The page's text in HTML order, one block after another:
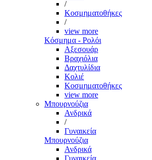
/
Κοσμηματοθήκες
/
view more
Κόσμημα - Ρολόι
Αξεσουάρ
Βραχιόλια
Δαχτυλίδια
Κολιέ
Κοσμηματοθήκες
view more
Μπουρνούζια
Ανδρικά
/
Γυναικεία
Μπουρνούζια
Ανδρικά
Γυναικεία